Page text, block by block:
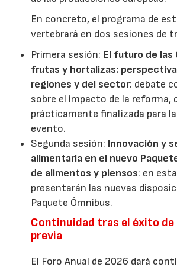
En concreto, el programa de
vertebrará en dos sesiones de
Primera sesión: El futuro de las
frutas y hortalizas:
regiones y del sector: debate
sobre el impacto de la reforma,
prácticamente finalizada para
evento.
Segunda sesión: Innovación y
alimentaria en el nuevo
de alimentos y piensos: en
presentarán las nuevas
Paquete Ómnibus.
Continuidad tras el éxito de
previa
El Foro Anual de 2026 dará